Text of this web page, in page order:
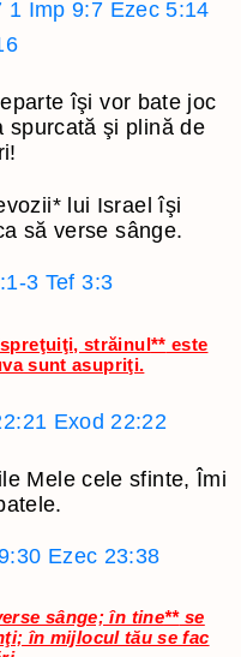
1 Imp 9:7 Ezec 5:14
îşi vor bate joc
spurcată şi plină de
*lui Israel îşi
să verse sânge.
3 Tef 3:3
străinul** este
sunt asupriţi.
Exod 22:22
Mele cele sfinte, Îmi
Ezec 23:38
sânge; în tine**se
în mijlocul tău se fac